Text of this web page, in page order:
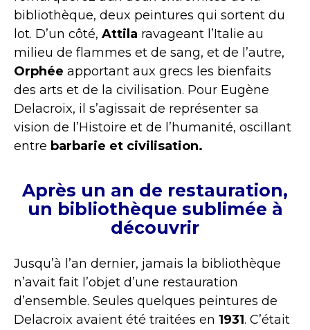
bibliothèque, deux peintures qui sortent du
lot. D’un côté, Attila ravageant l’Italie au
milieu de flammes et de sang, et de l’autre,
Orphée apportant aux grecs les bienfaits
des arts et de la civilisation. Pour Eugène
Delacroix, il s’agissait de représenter sa
vision de l’Histoire et de l’humanité, oscillant
entre barbarie et civilisation.
Après un an de restauration,
un bibliothèque sublimée à
découvrir
Jusqu’à l’an dernier, jamais la bibliothèque
n’avait fait l’objet d’une restauration
d’ensemble. Seules quelques peintures de
Delacroix avaient été traitées en 1931. C’était